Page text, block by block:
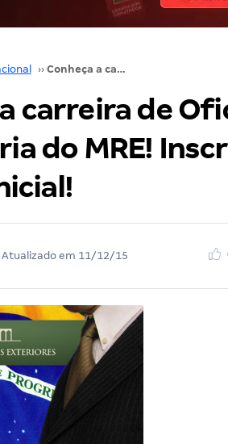
›› Conheça a carreira de Oficial de Chancelaria do MRE! Inscrições abertas e R$ 7 mil inicial!
carreira de
do MRE!
Atualizado em 11/12/15